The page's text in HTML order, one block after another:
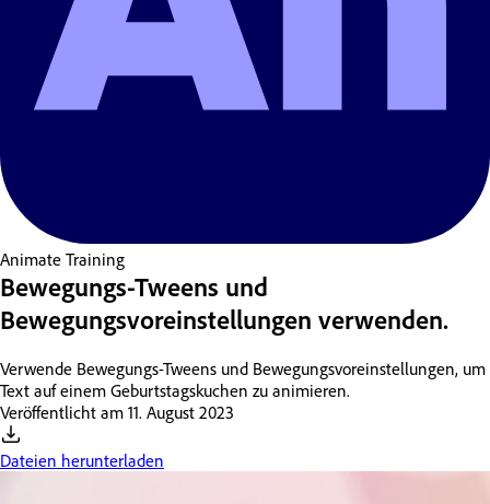
Animate Training
Bewegungs-Tweens und
Bewegungsvoreinstellungen verwenden.
Verwende Bewegungs-Tweens und Bewegungsvoreinstellungen, um
Text auf einem Geburtstagskuchen zu animieren.
Veröffentlicht am 11. August 2023
Dateien herunterladen